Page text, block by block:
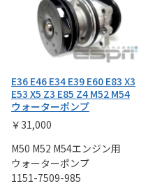
E36 E46 E34 E39 E60 E83 X3
E53 X5 Z3 E85 Z4 M52 M54
ウォーターポンプ
￥31,000
M50 M52 M54エンジン用
ウォーターポンプ
1151-7509-985